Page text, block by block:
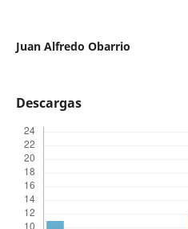
Juan Alfredo Obarrio
Descargas